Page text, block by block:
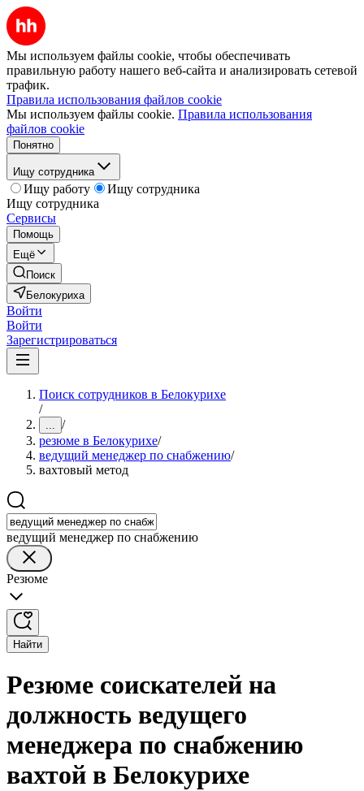
Мы используем файлы cookie, чтобы обеспечивать
правильную работу нашего веб-сайта и анализировать сетевой
трафик.
Правила использования файлов cookie
Мы используем файлы cookie. Правила использования
файлов cookie
Понятно
Ищу сотрудника
Ищу работу
Ищу сотрудника
Ищу сотрудника
Сервисы
Помощь
Ещё
Поиск
Белокуриха
Войти
Войти
Зарегистрироваться
Поиск сотрудников в Белокурихе
/
... /
резюме в Белокурихе/
ведущий менеджер по снабжению/
вахтовый метод
ведущий менеджер по снабжению
Резюме
Найти
Резюме соискателей на
должность ведущего
менеджера по снабжению
вахтой в Белокурихе